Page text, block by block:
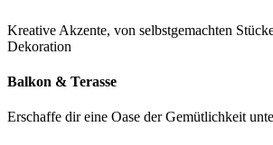
Kreative Akzente, von selbstgemachten
Dekoration
Balkon & Terasse
Erschaffe dir eine Oase der Gemütlichkeit